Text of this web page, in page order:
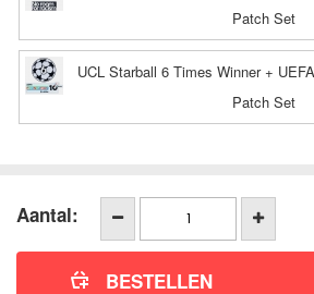
Patch Set
UCL Starball 6 Times Winner +
Patch Set
Aantal: